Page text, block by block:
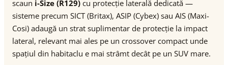
scaun i-Size (R129) cu protecție laterală dedicată —
sisteme precum SICT (Britax), ASIP (Cybex) sau AIS (Maxi-
Cosi) adaugă un strat suplimentar de protecție la impact
lateral, relevant mai ales pe un crossover compact unde
spațiul din habitaclu e mai strâmt decât pe un SUV mare.